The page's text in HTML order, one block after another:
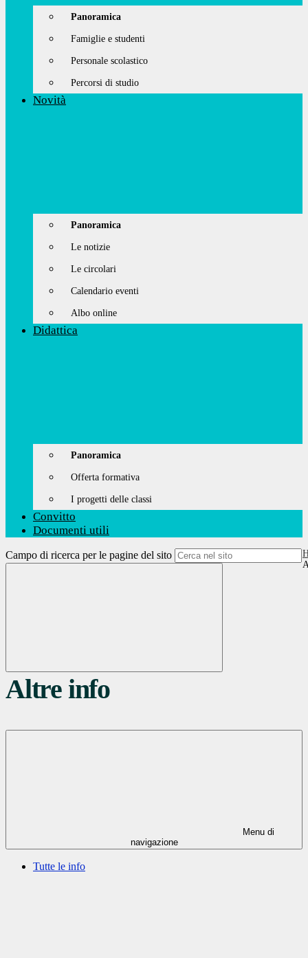
Panoramica
Famiglie e studenti
Personale scolastico
Percorsi di studio
Novità
Panoramica
Le notizie
Le circolari
Calendario eventi
Albo online
Didattica
Panoramica
Offerta formativa
I progetti delle classi
Convitto
Documenti utili
Campo di ricerca per le pagine del sito
Altre info
Menu di
navigazione
Tutte le info